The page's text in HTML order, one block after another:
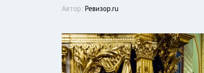
Автор:Ревизор.ru